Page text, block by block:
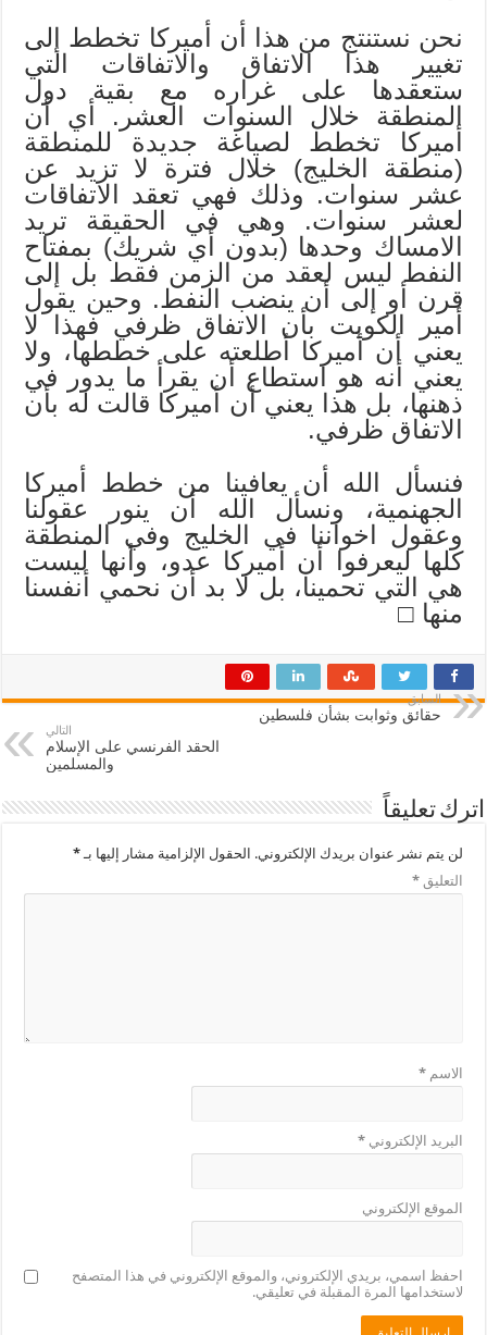
نحن نستنتج من هذا أن أميركا تخطط إلى
تغيير هذا الاتفاق والاتفاقات التي
ستعقدها على غراره مع بقية دول
المنطقة خلال السنوات العشر. أي أن
أميركا تخطط لصياغة جديدة للمنطقة
(منطقة الخليج) خلال فترة لا تزيد عن
عشر سنوات. وذلك فهي تعقد الاتفاقات
لعشر سنوات. وهي في الحقيقة تريد
الامساك وحدها (بدون أي شريك) بمفتاح
النفط ليس لعقد من الزمن فقط بل إلى
قرن أو إلى أن ينضب النفط. وحين يقول
أمير الكويت بأن الاتفاق ظرفي فهذا لا
يعني أن أميركا أطلعته على خططها، ولا
يعني أنه هو استطاع أن يقرأ ما يدور في
ذهنها، بل هذا يعني أن أميركا قالت له بأن
الاتفاق ظرفي.
فنسأل الله أن يعافينا من خطط أميركا
الجهنمية، ونسأل الله أن ينور عقولنا
وعقول اخواننا في الخليج وفي المنطقة
كلها ليعرفوا أن أميركا عدو، وأنها ليست
هي التي تحمينا، بل لا بد أن نحمي أنفسنا
منها □
السابق
حقائق وثوابت بشأن فلسطين
التالي
الحقد الفرنسي على الإسلام
والمسلمين
اترك تعليقاً
لن يتم نشر عنوان بريدك الإلكتروني. الحقول الإلزامية مشار إليها بـ*
التعليق*
الاسم*
البريد الإلكتروني*
الموقع الإلكتروني
احفظ اسمي، بريدي الإلكتروني، والموقع الإلكتروني في هذا المتصفح
لاستخدامها المرة المقبلة في تعليقي.